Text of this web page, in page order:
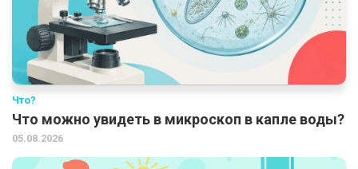
Что?
Что можно увидеть в микроскоп в капле воды?
05.08.2026